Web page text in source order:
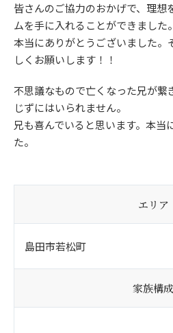
皆さんのご協力のおかげで、理想
ムを手に入れることができました。
本当にありがとうございました。
しくお願いします！！
不思議なもので亡くなった兄が繋
じずにはいられません。
兄も喜んでいると思います。本当
た。
エリア
島田市若松町
家族構成